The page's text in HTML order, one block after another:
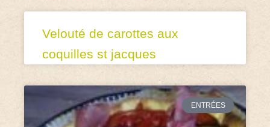
Velouté de carottes aux
coquilles st jacques
ENTRÉES